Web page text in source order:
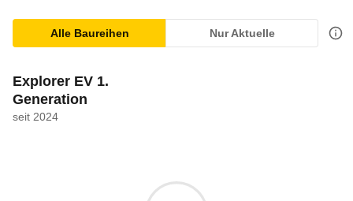
Alle Baureihen Nur Aktuelle
Explorer EV 1.
Generation
seit 2024